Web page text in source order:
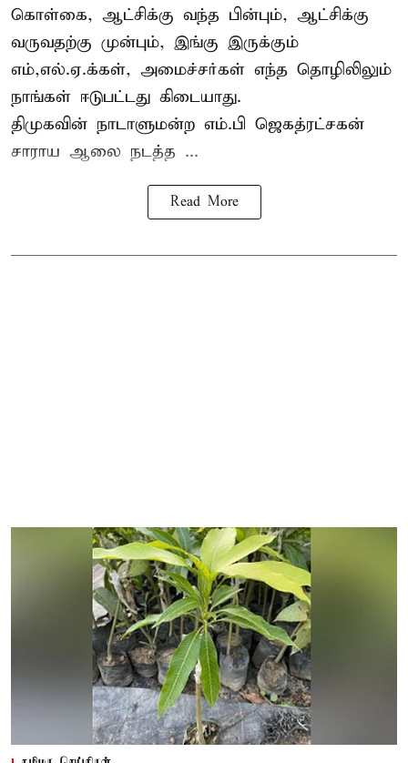
கொள்கை, ஆட்சிக்கு வந்த பின்பும், ஆட்சிக்கு
வருவதற்கு முன்பும், இங்கு இருக்கும்
எம்,எல்.ஏ.க்கள், அமைச்சர்கள் எந்த தொழிலிலும்
நாங்கள் ஈடுபட்டது கிடையாது.
திமுகவின் நாடாளுமன்ற எம்.பி ஜெகத்ரட்சகன்
சாராய ஆலை நடத்த ...
Read More